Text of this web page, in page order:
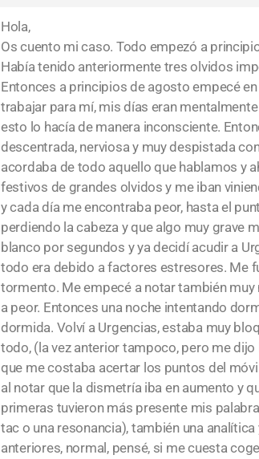
Hola,
Os cuento mi caso. Todo empezó a
Había tenido anteriormente tres olvidos
Entonces a principios de agosto empecé
trabajar para mí, mis días eran
esto lo hacía de manera inconsciente.
descentrada, nerviosa y muy despistada
acordaba de todo aquello que hablamos y
festivos de grandes olvidos y me iban
y cada día me encontraba peor, hasta el
perdiendo la cabeza y que algo muy grave
blanco por segundos y ya decidí acudir a
todo era debido a factores estresores. Me
tormento. Me empecé a notar también
a peor. Entonces una noche intentando
dormida. Volví a Urgencias, estaba muy
todo, (la vez anterior tampoco, pero me
que me costaba acertar los puntos del
al notar que la dismetría iba en aumento y
primeras tuvieron más presente mis
tac o una resonancia), también una
anteriores, normal, pensé, si me cuesta